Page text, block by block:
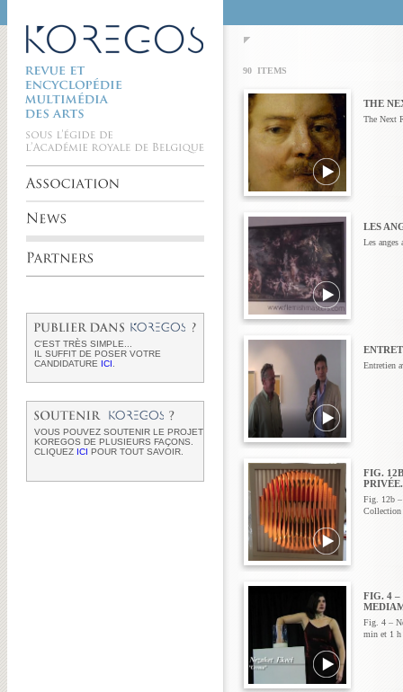
C'EST TRÈS SIMPLE...
IL SUFFIT DE POSER VOTRE
CANDIDATURE ICI
VOUS POUVEZ SOUTENIR LE PROJET
KOREGOS DE PLUSIEURS FAÇONS.
CLIQUEZ ICI POUR TOUT SAVOIR.
90 ITEMS
THE
The Next
LES
Les anges
Entretien
FIG.
PRIVÉE.
Fig. 12b
Collection
FIG. 4 –
Fig. 4 –
min et 1 h